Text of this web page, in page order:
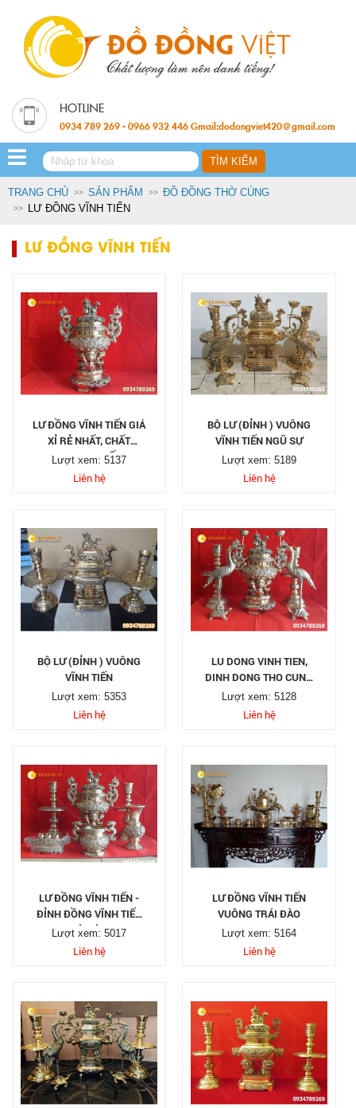
0934 789 269 - 0966 932 446 Gmail:dodongviet420@gmail.com
TRANG CHỦ SẢN PHẨM
ĐỒ ĐỒNG THỜ CÚNG
LƯ ĐỒNG VĨNH TIẾN
LƯ ĐỒNG VĨNH TIẾN
LƯ ĐỒNG VĨNH TIẾN GIÁ
XỈ RẺ NHẤT, CHẤT
LƯỢNG NHẤT
Lượt xem: 5137
Liên hệ
BỘ LƯ (ĐỈNH ) VUÔNG
VĨNH TIẾN NGŨ SỰ
Lượt xem: 5189
Liên hệ
BỘ LƯ (ĐỈNH ) VUÔNG
VĨNH TIẾN
Lượt xem: 5353
Liên hệ
LU DONG VINH TIEN,
DINH DONG THO CUNG
VINH TIEN
Lượt xem: 5128
Liên hệ
LƯ ĐỒNG VĨNH TIẾN -
ĐỈNH ĐỒNG VĨNH TIẾN
THỜ CÚNG
Lượt xem: 5017
Liên hệ
LƯ ĐỒNG VĨNH TIẾN
VUÔNG TRÁI ĐÀO
Lượt xem: 5164
Liên hệ